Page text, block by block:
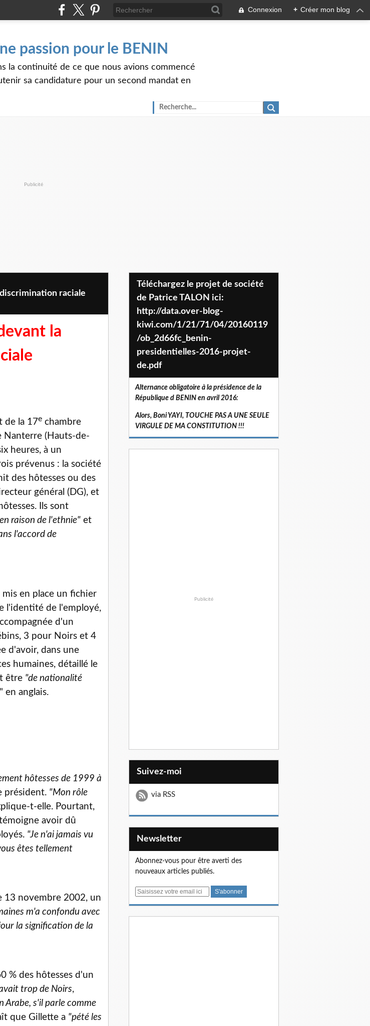
Connexion + Créer mon blog
passion pour le BENIN
la continuité de ce que nous avions commencé
sa candidature pour un second mandat en
Publicité
raciale
la
de la 17e chambre
Nanterre (Hauts-de-
heures, à un
prévenus : la société
des hôtesses ou des
général (DG), et
Ils sont
raison de l'ethnie" et
l'accord de
mis en place un fichier
l'identité de l'employé,
d'un
3 pour Noirs et 4
d'avoir, dans une
humaines, détaillé le
être "de nationalité
en anglais.
hôtesses de 1999 à
président. "Mon rôle
t-elle. Pourtant,
avoir dû
"Je n'ai jamais vu
êtes tellement
13 novembre 2002, un
m'a confondu avec
la signification de la
% des hôtesses d'un
trop de Noirs,
Arabe, s'il parle comme
que Gillette a "pété les
Téléchargez le projet de société
de Patrice TALON ici:
http://data.over-blog-
kiwi.com/1/21/71/04/20160119
/ob_2d66fc_benin-
presidentielles-2016-projet-
de.pdf
Alternance obligatoire à la présidence de la
République d BENIN en avril 2016:
Alors, Boni YAYI, TOUCHE PAS A UNE SEULE
VIRGULE DE MA CONSTITUTION !!!
Publicité
Suivez-moi
via RSS
Newsletter
Abonnez-vous pour être averti des
nouveaux articles publiés.
E